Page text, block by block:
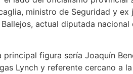
ministro de Seguridad y ex
actual diputada nacional
figura sería Joaquín
Lynch y referente cercano a